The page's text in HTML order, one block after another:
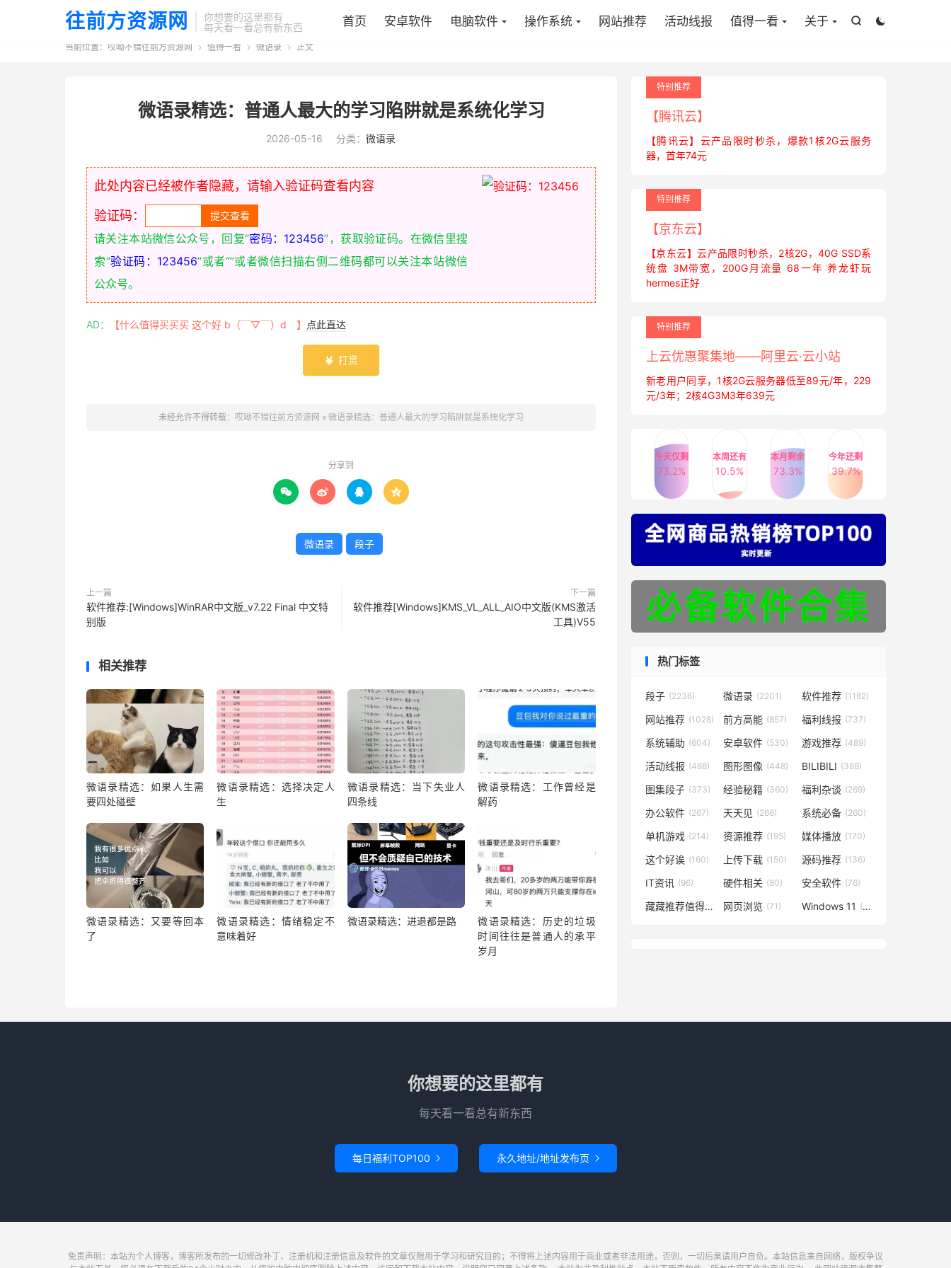
往前方资源网
你想要的这里都有
每天看一看总有新东西


首页 安卓软件 电脑软件 操作系统 网站推荐 活动线报 值得一看 关于
当前位置： 哎呦不错往前方资源网  值得一看  微语录  正文
微语录精选：普通人最大的学习陷阱就是系统化学习
2026-05-16 分类： 微语录
此处内容已经被作者隐藏，请输入验证码查看内容
验证码：
请关注本站微信公众号，回复“密码：123456”，获取验证码。在微信里搜
索“验证码：123456”或者“”或者微信扫描右侧二维码都可以关注本站微信
公众号。
AD： 【什么值得买买买 这个好 b（￣▽￣）d 】 点此直达
 打赏
未经允许不得转载： 哎呦不错往前方资源网 » 微语录精选：普通人最大的学习陷阱就是系统化学习
分享到
   
微语录 段子
上一篇
软件推荐:[Windows]WinRAR中文版_v7.22 Final 中文特
别版
下一篇
软件推荐[Windows]KMS_VL_ALL_AIO中文版(KMS激活
工具)V55
相关推荐
微语录精选：如果人生需
要四处碰壁
微语录精选：选择决定人
生
微语录精选：当下失业人
四条线
微语录精选：工作曾经是
解药
微语录精选：又要等回本
了
微语录精选：情绪稳定不
意味着好
微语录精选：进退都是路
微语录精选：历史的垃圾
时间往往是普通人的承平
岁月
特别推荐
【腾讯云】
【腾讯云】云产品限时秒杀，爆款1核2G云服务
器，首年74元
特别推荐
【京东云】
【京东云】云产品限时秒杀，2核2G，40G SSD系
统盘 3M带宽，200G月流量 68一年 养龙虾玩
hermes正好
特别推荐
上云优惠聚集地——阿里云·云小站
新老用户同享，1核2G云服务器低至89元/年，229
元/3年；2核4G3M3年639元
今天仅剩
73.2%
本周还有
10.5%
本月剩余
73.3%
今年还剩
39.7%
热门标签
段子 (2236) 微语录 (2201) 软件推荐 (1182)
网站推荐 (1028) 前方高能 (857) 福利线报 (737)
系统辅助 (604) 安卓软件 (530) 游戏推荐 (489)
活动线报 (488) 图形图像 (448) BILIBILI (388)
图集段子 (373) 经验秘籍 (360) 福利杂谈 (269)
办公软件 (267) 天天见 (266) 系统必备 (260)
单机游戏 (214) 资源推荐 (195) 媒体播放 (170)
这个好诶 (160) 上传下载 (150) 源码推荐 (136)
IT资讯 (96) 硬件相关 (80) 安全软件 (76)
藏藏推荐值得一看 (73)
网页浏览 (71) Windows 11 (49)
你想要的这里都有
每天看一看总有新东西
每日福利TOP100  永久地址/地址发布页 
免责声明：本站为个人博客，博客所发布的一切修改补丁、注册机和注册信息及软件的文章仅限用于学习和研究目的；不得将上述内容用于商业或者非法用途，否则，一切后果请用户自负。本站信息来自网络，版权争议